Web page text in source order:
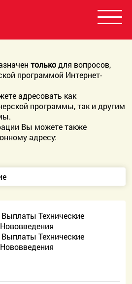
толькодля вопросов,
программой Интернет-
адресовать как
программы, так и другим
Вы можете также
адресу:
Выплаты Технические
Нововведения
Выплаты Технические
Нововведения